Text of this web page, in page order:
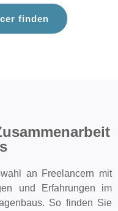
finden
an Freelancern mit
und Erfahrungen im
So finden Sie